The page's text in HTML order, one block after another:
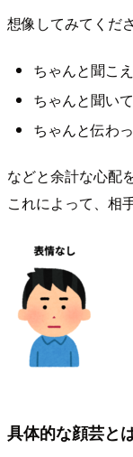
想像してみてくだ
ちゃんと聞こ
ちゃんと聞い
ちゃんと伝わ
などと余計な心配
これによって、相
具体的な顔芸と